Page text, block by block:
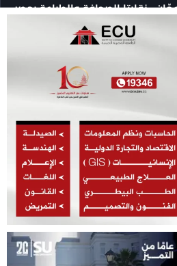
نقابتا الصحافة والطباعة بمصر
تعاون عمالي جديد في عصر
.. حين يرفض ماضيك الرقمي أن
تبدأ من جديد؟
المزيد ‹
في خطر؟.. التوتر يسرق التركيز
صفاء الذهن